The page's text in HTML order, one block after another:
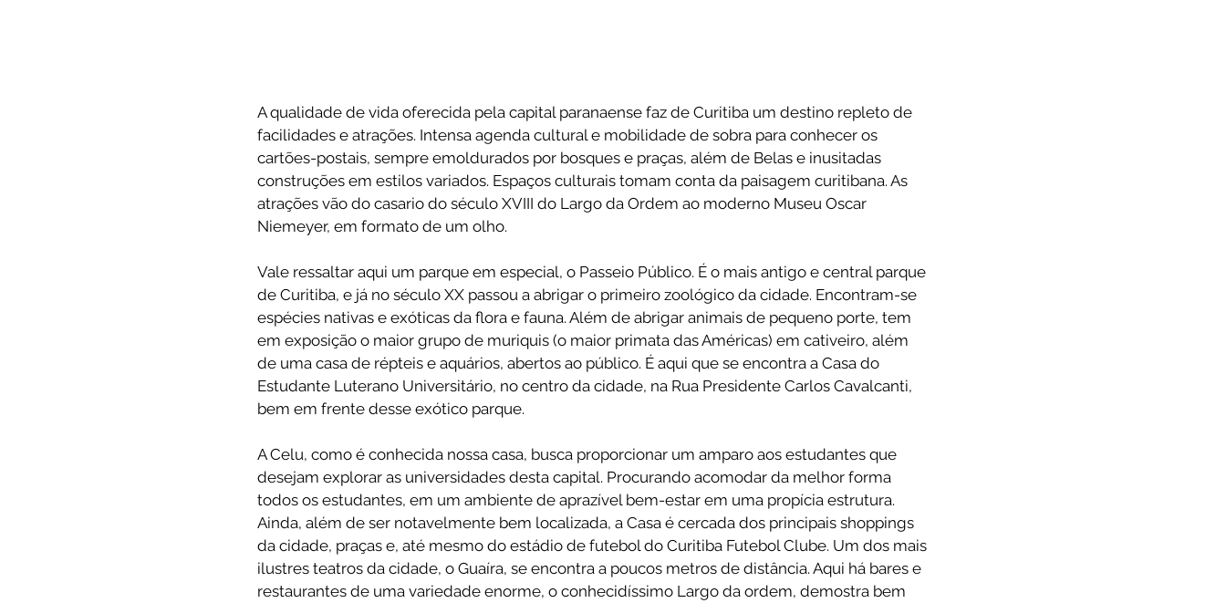
A qualidade de vida oferecida pela capital paranaense faz de Curitiba um destino repleto de
facilidades e atrações. Intensa agenda cultural e mobilidade de sobra para conhecer os
cartões-postais, sempre emoldurados por bosques e praças, além de Belas e inusitadas
construções em estilos variados. Espaços culturais tomam conta da paisagem curitibana. As
atrações vão do casario do século XVIII do Largo da Ordem ao moderno Museu Oscar
Niemeyer, em formato de um olho.
Vale ressaltar aqui um parque em especial, o Passeio Público. É o mais antigo e central parque
de Curitiba, e já no século XX passou a abrigar o primeiro zoológico da cidade. Encontram-se
espécies nativas e exóticas da flora e fauna. Além de abrigar animais de pequeno porte, tem
em exposição o maior grupo de muriquis (o maior primata das Américas) em cativeiro, além
de uma casa de répteis e aquários, abertos ao público. É aqui que se encontra a Casa do
Estudante Luterano Universitário, no centro da cidade, na Rua Presidente Carlos Cavalcanti,
bem em frente desse exótico parque.
A Celu, como é conhecida nossa casa, busca proporcionar um amparo aos estudantes que
desejam explorar as universidades desta capital. Procurando acomodar da melhor forma
todos os estudantes, em um ambiente de aprazível bem-estar em uma propícia estrutura.
Ainda, além de ser notavelmente bem localizada, a Casa é cercada dos principais shoppings
da cidade, praças e, até mesmo do estádio de futebol do Curitiba Futebol Clube. Um dos mais
ilustres teatros da cidade, o Guaíra, se encontra a poucos metros de distância. Aqui há bares e
restaurantes de uma variedade enorme, o conhecidíssimo Largo da ordem, demostra bem